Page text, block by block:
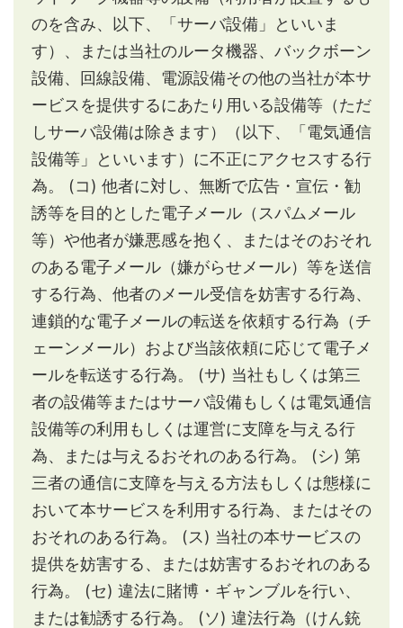
のを含み、以下、「サーバ設備」といいま
す）、または当社のルータ機器、バックボーン
設備、回線設備、電源設備その他の当社が本サ
ービスを提供するにあたり用いる設備等（ただ
しサーバ設備は除きます）（以下、「電気通信
設備等」といいます）に不正にアクセスする行
為。
(コ) 他者に対し、無断で広告・宣伝・勧
誘等を目的とした電子メール（スパムメール
等）や他者が嫌悪感を抱く、またはそのおそれ
のある電子メール（嫌がらせメール）等を送信
する行為、他者のメール受信を妨害する行為、
連鎖的な電子メールの転送を依頼する行為（チ
ェーンメール）および当該依頼に応じて電子メ
ールを転送する行為。
(サ) 当社もしくは第三
者の設備等またはサーバ設備もしくは電気通信
設備等の利用もしくは運営に支障を与える行
為、または与えるおそれのある行為。
(シ) 第
三者の通信に支障を与える方法もしくは態様に
おいて本サービスを利用する行為、またはその
おそれのある行為。
(ス) 当社の本サービスの
提供を妨害する、または妨害するおそれのある
行為。
(セ) 違法に賭博・ギャンブルを行い、
または勧誘する行為。
(ソ) 違法行為（けん銃